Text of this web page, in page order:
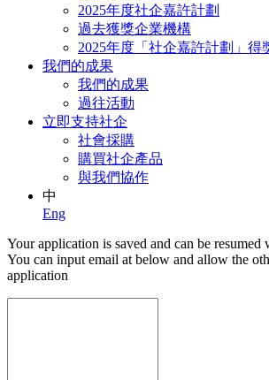
2025年度社企嘉許計劃
過去獲獎企業機構
2025年度「社企嘉許計劃」得
我們的成果
我們的成果
過往活動
立即支持社企
社會採購
購買社企產品
與我們協作
中
Eng
Your application is saved and can be resumed
You can input email at below and allow the
application